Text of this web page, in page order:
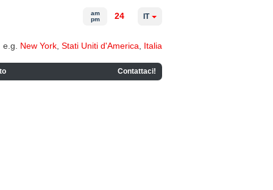
e.g. New York Stati Uniti d'America Italia
Contattaci!
am
pm
24 IT